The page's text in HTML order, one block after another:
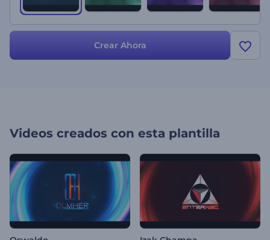
Crear Ahora
Videos creados con esta plantilla